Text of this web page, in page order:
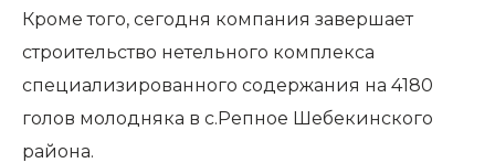
Кроме того, сегодня компания завершает
строительство нетельного комплекса
специализированного содержания на 4180
голов молодняка в с.Репное Шебекинского
района.